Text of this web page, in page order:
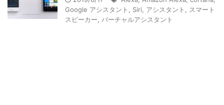
Google アシスタント
Siri アシスタント
スマート
スピーカー
バーチャルアシスタント